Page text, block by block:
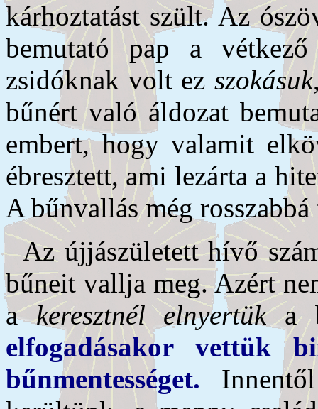
kárhoztatást szült. Az
bemutató pap a vétkező
zsidóknak volt ez szokásuk
bűnért való áldozat
embert, hogy valamit
ébresztett, ami lezárta a
A bűnvallás még
Az újjászületett hívő
bűneit vallja meg. Azért
akeresztnél elnyertüka
elfogadásakor vettük
bűnmentességet.